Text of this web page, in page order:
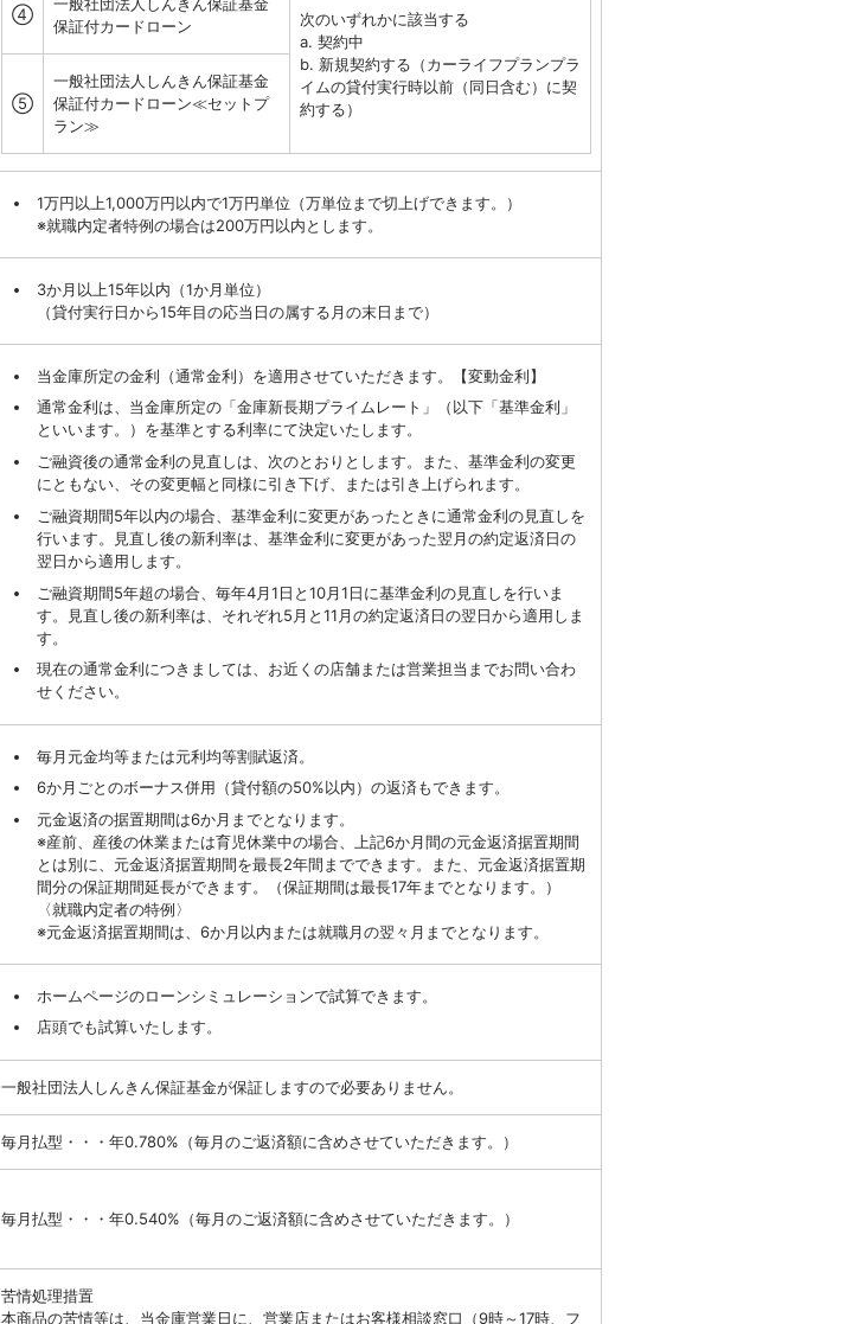
④
保証付カードローン
次のいずれかに該当する
a. 契約中
b. 新規契約する（カーライフプランプラ
イムの貸付実行時以前（同日含む）に契
約する）
⑤
一般社団法人しんきん保証基金
保証付カードローン≪セットプ
ラン≫
1万円以上1,000万円以内で1万円単位（万単位まで切上げできます。）
※就職内定者特例の場合は200万円以内とします。
3か月以上15年以内（1か月単位）
（貸付実行日から15年目の応当日の属する月の末日まで）
当金庫所定の金利（通常金利）を適用させていただきます。【変動金利】
通常金利は、当金庫所定の「金庫新長期プライムレート」（以下「基準金利」
といいます。）を基準とする利率にて決定いたします。
ご融資後の通常金利の見直しは、次のとおりとします。また、基準金利の変更
にともない、その変更幅と同様に引き下げ、または引き上げられます。
ご融資期間5年以内の場合、基準金利に変更があったときに通常金利の見直しを
行います。見直し後の新利率は、基準金利に変更があった翌月の約定返済日の
翌日から適用します。
ご融資期間5年超の場合、毎年4月1日と10月1日に基準金利の見直しを行いま
す。見直し後の新利率は、それぞれ5月と11月の約定返済日の翌日から適用しま
す。
現在の通常金利につきましては、お近くの店舗または営業担当までお問い合わ
せください。
毎月元金均等または元利均等割賦返済。
6か月ごとのボーナス併用（貸付額の50%以内）の返済もできます。
元金返済の据置期間は6か月までとなります。
※産前、産後の休業または育児休業中の場合、上記6か月間の元金返済据置期間
とは別に、元金返済据置期間を最長2年間までできます。また、元金返済据置期
間分の保証期間延長ができます。（保証期間は最長17年までとなります。）
〈就職内定者の特例〉
※元金返済据置期間は、6か月以内または就職月の翌々月までとなります。
ホームページのローンシミュレーションで試算できます。
店頭でも試算いたします。
一般社団法人しんきん保証基金が保証しますので必要ありません。
毎月払型・・・年0.780%（毎月のご返済額に含めさせていただきます。）
毎月払型・・・年0.540%（毎月のご返済額に含めさせていただきます。）
苦情処理措置
本商品の苦情等は、当金庫営業日に、営業店またはお客様相談窓口（9時～17時、フ